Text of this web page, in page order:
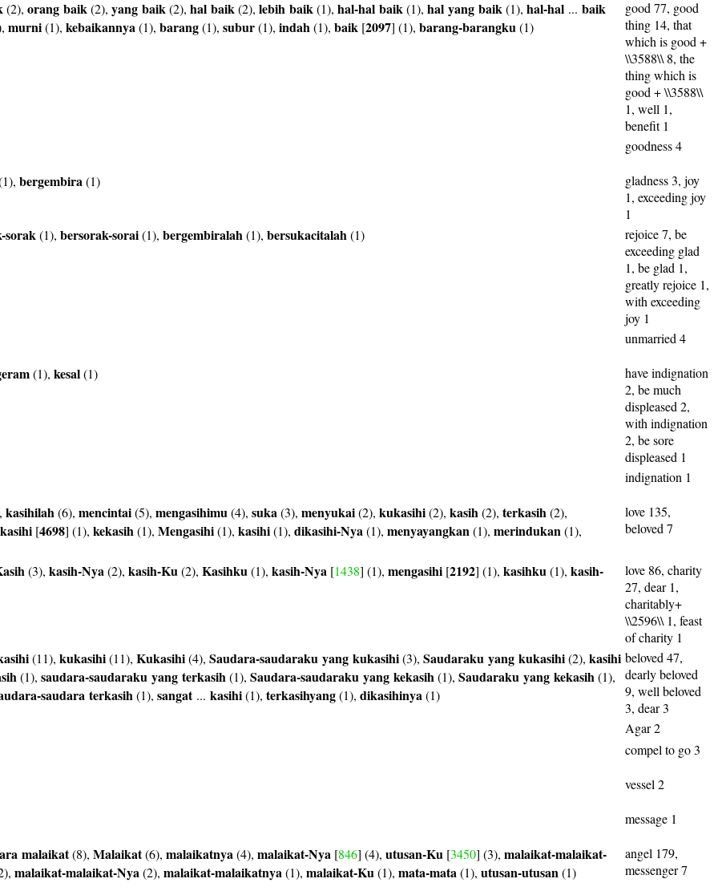
(2), orang baik(2), yang baik(2), hal baik(2), lebih baik(1), hal-hal baik(1), hal yang baik(1), hal-hal ... baik
murni(1), kebaikannya(1), barang(1), subur(1), indah(1), baik [2097] (1), barang-barangku(1)
good 77, good
thing 14, that
which is good +
\\3588\\ 8, the
thing which is
good + \\3588\\
1, well 1,
benefit 1
goodness 4
bergembira(1)
gladness 3, joy
1, exceeding joy
1
sorak(1), bersorak-sorai(1), bergembiralah(1), bersukacitalah(1)
rejoice 7, be
exceeding glad
1, be glad 1,
greatly rejoice 1,
with exceeding
joy 1
unmarried 4
(1), kesal(1)
have indignation
2, be much
displeased 2,
with indignation
2, be sore
displeased 1
indignation 1
kasihilah(6), mencintai(5), mengasihimu(4), suka(3), menyukai(2), kukasihi(2), kasih(2), terkasih(2),
[4698] (1), kekasih(1), Mengasihi(1), kasihi(1), dikasihi-Nya(1), menyayangkan(1), merindukan(1),
love 135,
beloved 7
(3), kasih-Nya(2), kasih-Ku(2), Kasihku(1), kasih-Nya [1438] (1), mengasihi [2192] (1), kasihku(1), kasih-
love 86, charity
27, dear 1,
charitably+
\\2596\\ 1, feast
of charity 1
(11), kukasihi(11), Kukasihi(4), Saudara-saudaraku yang kukasihi(3), Saudaraku yang kukasihi(2), kasihi
(1), saudara-saudaraku yang terkasih(1), Saudara-saudaraku yang kekasih(1), Saudaraku yang kekasih(1),
saudara terkasih(1), sangat... kasihi(1), terkasihyang(1), dikasihinya(1)
beloved 47,
dearly beloved
9, well beloved
3, dear 3
Agar 2
compel to go 3
vessel 2
message 1
malaikat(8), Malaikat(6), malaikatnya(4), malaikat-Nya [846] (4), utusan-Ku [3450] (3), malaikat-malaikat-
malaikat-malaikat-Nya(2), malaikat-malaikatnya(1), malaikat-Ku(1), mata-mata(1), utusan-utusan(1)
angel 179,
messenger 7